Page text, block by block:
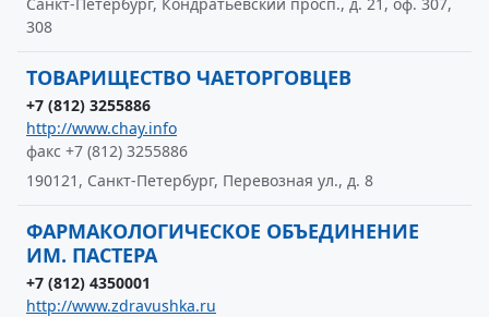
308
ТОВАРИЩЕСТВО ЧАЕТОРГОВЦЕВ
+7 (812) 3255886
http://www.chay.info
факс +7 (812) 3255886
190121, Санкт-Петербург, Перевозная ул., д. 8
ФАРМАКОЛОГИЧЕСКОЕ ОБЪЕДИНЕНИЕ
ИМ. ПАСТЕРА
+7 (812) 4350001
http://www.zdravushka.ru